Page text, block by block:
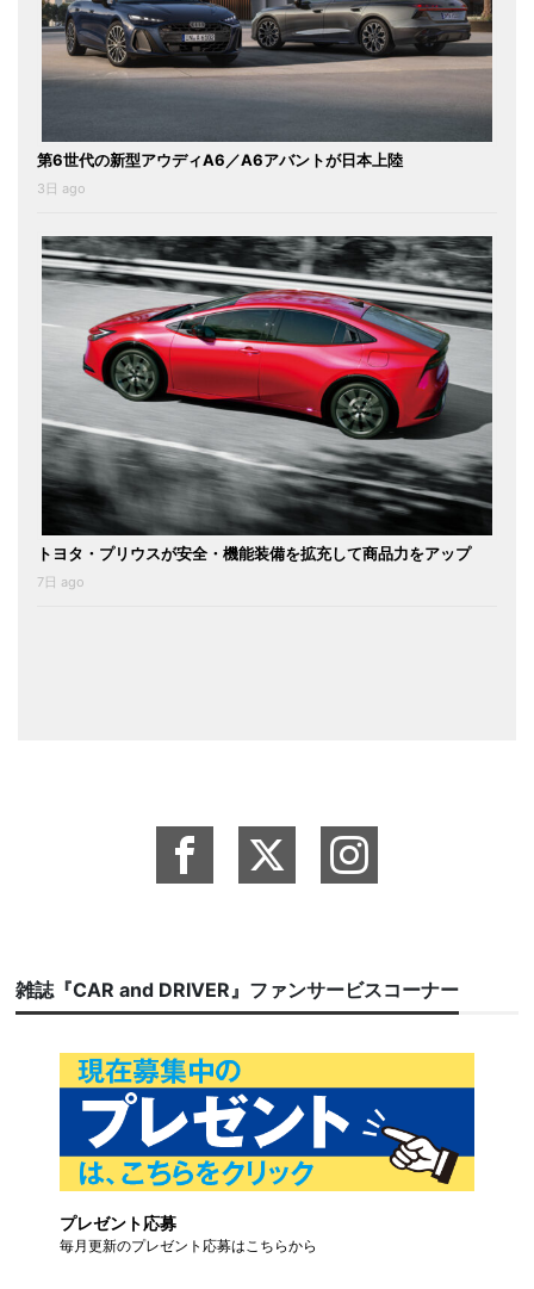
第6世代の新型アウディA6／A6アバントが日本上陸
3日 ago
トヨタ・プリウスが安全・機能装備を拡充して商品力をアップ
7日 ago
雑誌『CAR and DRIVER』ファンサービスコーナー
プレゼント応募
毎月更新のプレゼント応募はこちらから